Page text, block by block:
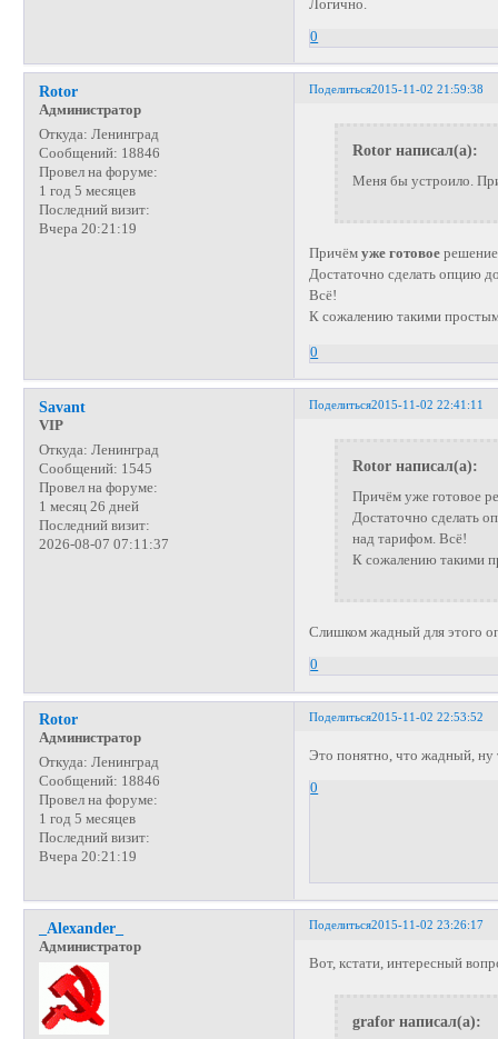
Логично.
0
Поделиться2015-11-02 21:59:38
Rotor
Администратор
Откуда: Ленинград
Сообщений: 18846
Провел на форуме:
1 год 5 месяцев
Последний визит:
Вчера 20:21:19
Rotor написал(а):
Меня бы устроило. При
Причёмуже готовое
Достаточно сделать опцию
Всё!
К сожалению такими
0
Поделиться2015-11-02 22:41:11
Savant
VIP
Откуда: Ленинград
Сообщений: 1545
Провел на форуме:
1 месяц 26 дней
Последний визит:
2026-08-07 07:11:37
Rotor написал(а):
Причём уже готовое
Достаточно сделать
над тарифом. Всё!
К сожалению такими
Слишком жадный для этого
0
Поделиться2015-11-02 22:53:52
Rotor
Администратор
Откуда: Ленинград
Сообщений: 18846
Провел на форуме:
1 год 5 месяцев
Последний визит:
Вчера 20:21:19
Это понятно, что жадный, ну
0
Поделиться2015-11-02 23:26:17
_Alexander_
Администратор
Вот, кстати, интересный
grafor написал(а):